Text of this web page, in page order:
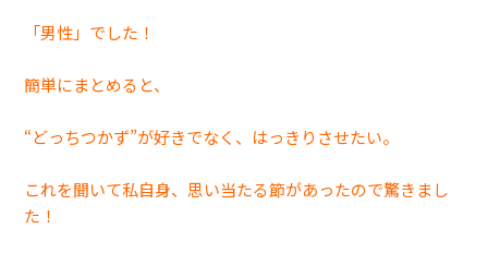
「男性」でした！
簡単にまとめると、
“どっちつかず”が好きでなく、はっきりさせたい。
これを聞いて私自身、思い当たる節があったので驚きまし
た！